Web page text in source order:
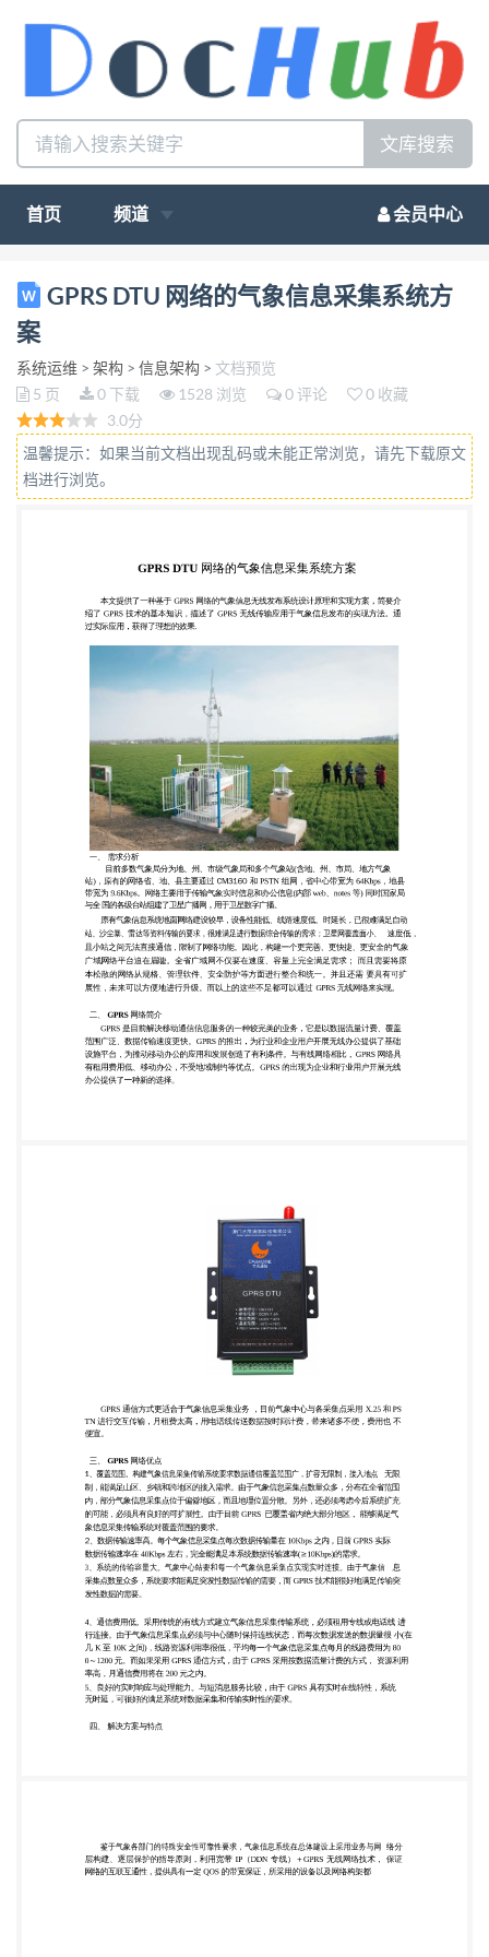
文库搜索
首页 频道 会员中心
GPRS DTU 网络的气象信息采集系统方案 本文提供了
一种基于 GPRS 网络的气象信息无线发布系统设计原
理和实现方案，简要介 绍了 GPRS 技术的基本知识，
描述了 GPRS 无线传输应用于气象信息发布的实现方
法。通 过实际应用，获得了理想的效果. 一、 需求分
析 目前多数气象局分为地、州、市级气象局和多个气
象站(含地、州、市局、地方气象 站)，原有的网络
省、地、县主要通过 CM3160 和 PSTN 组网，省中心
于传输气象实时信息和办公信息(内部 web、notes 等)
同时国家局 与全 国的各级台站组建了卫星广播网，
用于卫星数字广播。 原有气象信息系统地面网络建设
较早，设备性能低、线路速度低、时延长，已很难满
足自动 站、沙尘暴、雷达等资料传输的要求，很难满
足进行数据综合传输的需求；卫星网覆盖面小、 速度
低， 且小站之间无法直接通信，限制了网络功能。因
此，构建一个更完善、更快捷、更安全的气象 广域网
络平台迫在眉睫。全省广域网不仅要在速度、容量上
完全满足需求； 而且需要将原 本松散的网络从规
格、管理软件、安全防护等方面进行整合和统一。并
且还需 要具有可扩 展性，未来可以方便地进行升
级。而以上的这些不足都可以通过 GPRS 无线网络来
实现。 二、 GPRS 网络简介 GPRS 是目前解决移动通
信信息服务的一种较完美的业务，它是以数据流量计
费、覆盖 范围广泛、数据传输速度更快。GPRS 的推
业和行业用户开展无线 办公提供了一种新的选择。
GPRS 通信方式更适合于气象信息采集业务 ，目前
气象中心与各采集点采用 X.25 和 PS TN 进行交互传
输，月租费太高，用电话线传送数据按时间计费，带
来诸多不便，费用也 不 便宜。 三、 GPRS 网络优点
通信覆盖范围广，扩容无限制，接入地点 无限 制，
能满足山区、乡镇和跨地区的接入需求。由于气象信
息采集点数量众多，分布在全省范围 内，部分气象信
息采集点位于偏僻地区，而且地理位置分散。另外，
还必须考虑今后系统扩充 的可能，必须具有良好的可
扩展性。由于目前 GPRS 已覆盖省内绝大部分地区，
能够满足气 象信息采集传输系统对覆盖范围的要求。
2、数据传输速率高。每个气象信息采集点每次数据
传输量在 10Kbps 之内，目前 GPRS 实际 数据传输速
率在 40Kbps 左右，完全能满足本系统数据传输速率
据传输的需要，而 GPRS 技术能很好地满足传输突 发
性数据的需要。 4、通信费用低。采用传统的有线方
GPRS DTU 网络的气象信息采集系统方
案
系统运维 > 架构 > 信息架构 > 文档预览
5 页
0 下载 1528 浏览 0 评论
0 收藏
3.0分
温馨提示：如果当前文档出现乱码或未能正常浏览，请先下载原文
档进行浏览。